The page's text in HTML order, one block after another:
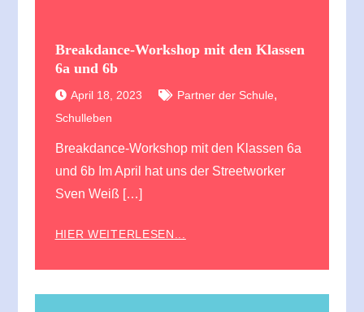
Breakdance-Workshop mit den Klassen
6a und 6b
April 18, 2023 Partner der Schule,
Schulleben
Breakdance-Workshop mit den Klassen 6a
und 6b Im April hat uns der Streetworker
Sven Weiß […]
HIER WEITERLESEN...